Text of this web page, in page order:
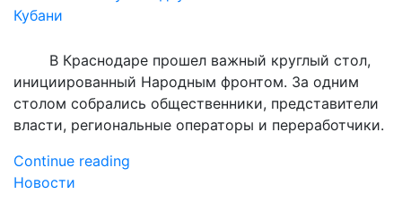
В Краснодаре прошел важный круглый стол,
инициированный Народным фронтом. За одним
столом собрались общественники, представители
власти, региональные операторы и переработчики.
Continue reading
Новости